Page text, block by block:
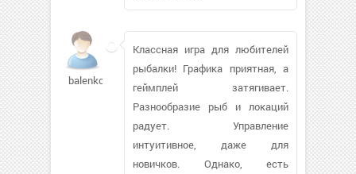
balenko5
Классная игра для любителей
рыбалки! Графика приятная, а
геймплей затягивает.
Разнообразие рыб и локаций
радует. Управление
интуитивное, даже для
новичков. Однако, есть